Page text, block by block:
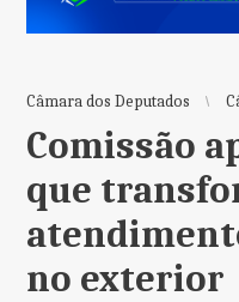
Câmara dos Deputados
Comissão
que
no exterior